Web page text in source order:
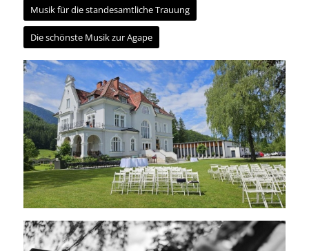
Musik für die standesamtliche Trauung
Die schönste Musik zur Agape